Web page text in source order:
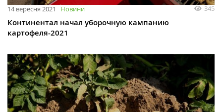
14 вересня 2021 Новини 345
Континентал начал уборочную кампанию
картофеля-2021